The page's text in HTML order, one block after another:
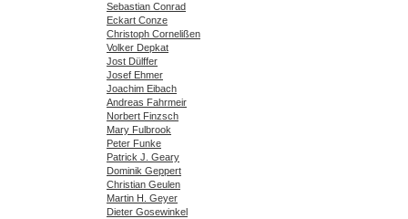
Sebastian Conrad
Eckart Conze
Christoph Cornelißen
Volker Depkat
Jost Dülffer
Josef Ehmer
Joachim Eibach
Andreas Fahrmeir
Norbert Finzsch
Mary Fulbrook
Peter Funke
Patrick J. Geary
Dominik Geppert
Christian Geulen
Martin H. Geyer
Dieter Gosewinkel